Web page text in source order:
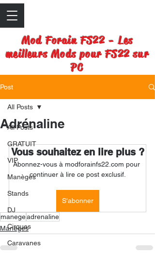
Mod Forain FS22 - Les
meilleurs Mods pour FS22 sur
PC
Post
All Posts
GRATUIT
VIP
Manèges
Stands
DJ
Cirques
Caravanes
All Posts
Adrénaline
Vous souhaitez en lire plus ?
Abonnez-vous à modforainfs22.com pour
continuer à lire ce post exclusif.
S'abonner
manegeadrenaline
Manèges